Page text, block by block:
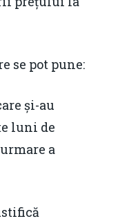
se pot pune:
și-au
luni de
a